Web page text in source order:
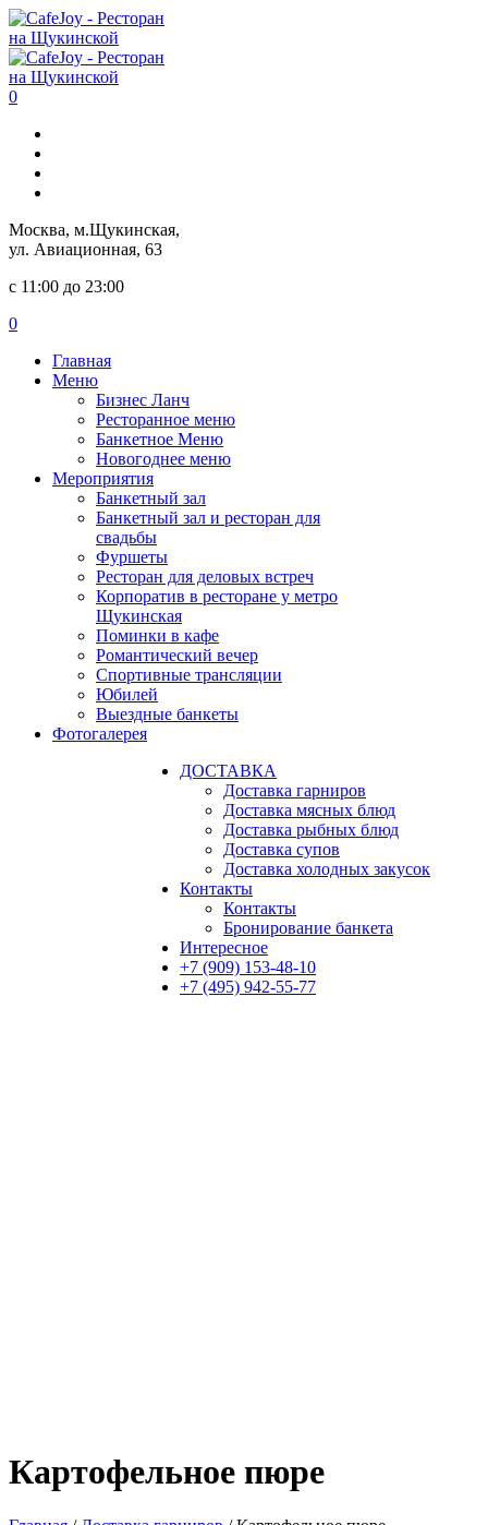
0
Москва, м.Щукинская,
ул. Авиационная, 63
с 11:00 до 23:00
0
Главная
Меню
Бизнес Ланч
Ресторанное меню
Банкетное Меню
Новогоднее меню
Мероприятия
Банкетный зал
Банкетный зал и ресторан для
свадьбы
Фуршеты
Ресторан для деловых встреч
Корпоратив в ресторане у метро
Щукинская
Поминки в кафе
Романтический вечер
Спортивные трансляции
Юбилей
Выездные банкеты
Фотогалерея
ДОСТАВКА
Доставка гарниров
Доставка мясных блюд
Доставка рыбных блюд
Доставка супов
Доставка холодных закусок
Контакты
Контакты
Бронирование банкета
Интересное
+7 (909) 153-48-10
+7 (495) 942-55-77
Картофельное пюре